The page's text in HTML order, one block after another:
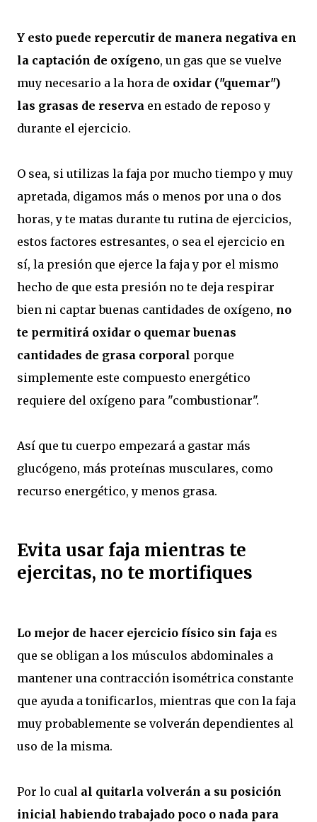
Y esto puede repercutir de manera negativa en
la captación de oxígeno, un gas que se vuelve
muy necesario a la hora de oxidar ("quemar")
las grasas de reserva en estado de reposo y
durante el ejercicio.
O sea, si utilizas la faja por mucho tiempo y muy
apretada, digamos más o menos por una o dos
horas, y te matas durante tu rutina de ejercicios,
estos factores estresantes, o sea el ejercicio en
sí, la presión que ejerce la faja y por el mismo
hecho de que esta presión no te deja respirar
bien ni captar buenas cantidades de oxígeno, no
te permitirá oxidar o quemar buenas
cantidades de grasa corporal porque
simplemente este compuesto energético
requiere del oxígeno para "combustionar".
Así que tu cuerpo empezará a gastar más
glucógeno, más proteínas musculares, como
recurso energético, y menos grasa.
Evita usar faja mientras te
ejercitas, no te mortifiques
Lo mejor de hacer ejercicio físico sin faja es
que se obligan a los músculos abdominales a
mantener una contracción isométrica constante
que ayuda a tonificarlos, mientras que con la faja
muy probablemente se volverán dependientes al
uso de la misma.
Por lo cual al quitarla volverán a su posición
inicial habiendo trabajado poco o nada para